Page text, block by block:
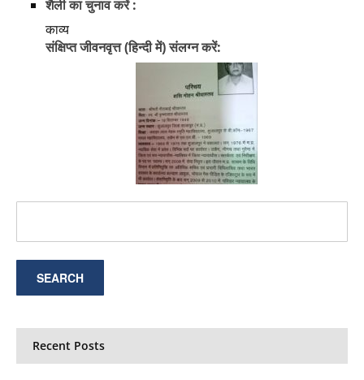
शैली का चुनाव करें :
काव्य
संक्षिप्त जीवनवृत्त (हिन्दी में) संलग्न करें:
Recent Posts